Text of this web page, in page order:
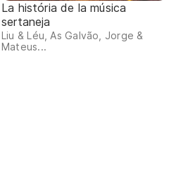
La história de la música
sertaneja
Liu & Léu, As Galvão, Jorge &
Mateus...